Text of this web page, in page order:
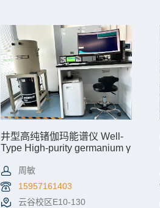
井型高纯锗伽玛能谱仪 Well-
Type High-purity germanium γ
周敏
15957161403
云谷校区E10-130